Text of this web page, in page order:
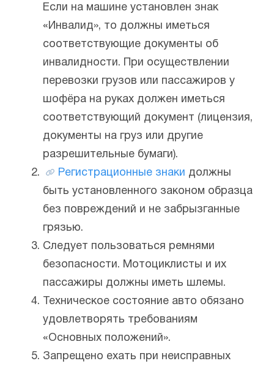
Если на машине установлен знак
«Инвалид», то должны иметься
соответствующие документы об
инвалидности. При осуществлении
перевозки грузов или пассажиров у
шофёра на руках должен иметься
соответствующий документ (лицензия,
документы на груз или другие
разрешительные бумаги).
Регистрационные знаки должны
быть установленного законом образца
без повреждений и не забрызганные
грязью.
Следует пользоваться ремнями
безопасности. Мотоциклисты и их
пассажиры должны иметь шлемы.
Техническое состояние авто обязано
удовлетворять требованиям
«Основных положений».
Запрещено ехать при неисправных